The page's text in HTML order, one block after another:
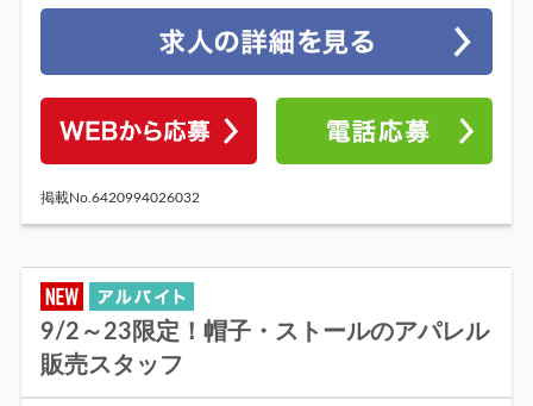
掲載No.6420994026032
9/2～23限定！帽子・ストールのアパレル
販売スタッフ